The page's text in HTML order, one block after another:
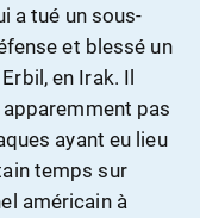
a tué un sous-
et blessé un
en Irak. Il
apparemment pas
ayant eu lieu
temps sur
américain à